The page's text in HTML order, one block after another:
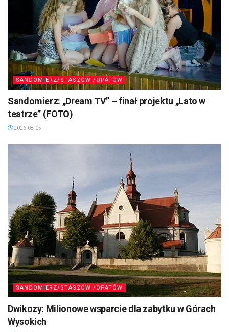
SANDOMIERZ/STASZÓW /OPATÓW
Sandomierz: „Dream TV” – finał projektu „Lato w
teatrze” (FOTO)
2026-08-05
SANDOMIERZ/STASZÓW /OPATÓW
Dwikozy: Milionowe wsparcie dla zabytku w Górach
Wysokich